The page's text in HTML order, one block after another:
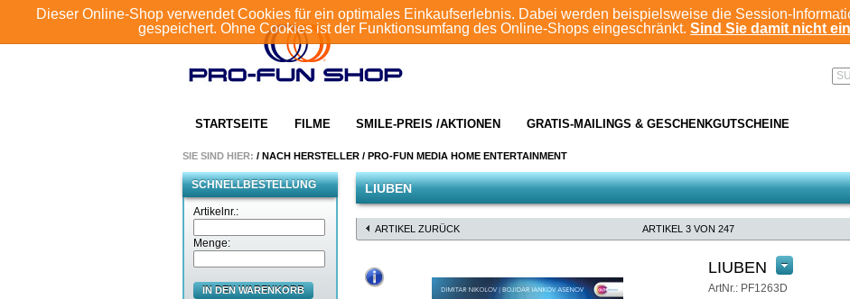
Dieser Online-Shop verwendet Cookies für ein optimales Einkaufserlebnis. Dabei werden beispielsweise die Session-
gespeichert. Ohne Cookies ist der Funktionsumfang des Online-Shops eingeschränkt. Sind Sie damit nicht
STARTSEITE FILME SMILE-PREIS /AKTIONEN GRATIS-MAILINGS & GESCHENKGUTSCHEINE
SIE SIND HIER: / NACH HERSTELLER / PRO-FUN MEDIA HOME ENTERTAINMENT
SCHNELLBESTELLUNG
Artikelnr.:
Menge:
IN DEN WARENKORB
LIUBEN
ARTIKEL ZURÜCK ARTIKEL 3 VON 247
LIUBEN
ArtNr.: PF1263D